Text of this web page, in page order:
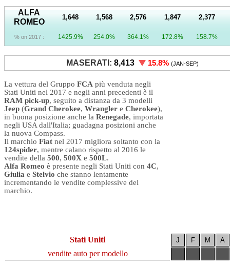
ALFA
ROMEO
1,648 1,568 2,576 1,847 2,377
% on 2017 : 1425.9% 254.0% 364.1% 172.8% 158.7%
MASERATI: 8,413 15.8% (JAN-SEP)
La vettura del Gruppo FCA più venduta negli
Stati Uniti nel 2017 e negli anni precedenti è il
RAM pick-up, seguito a distanza da 3 modelli
Jeep (Grand Cherokee, Wrangler e Cherokee),
in buona posizione anche la Renegade, importata
negli USA dall'Italia; guadagna posizioni anche
la nuova Compass.
Il marchio Fiat nel 2017 migliora soltanto con la
124spider, mentre calano rispetto al 2016 le
vendite della 500, 500X e 500L.
Alfa Romeo è presente negli Stati Uniti con 4C,
Giulia e Stelvio che stanno lentamente
incrementando le vendite complessive del
marchio.
Stati Uniti J F M A
vendite auto per modello